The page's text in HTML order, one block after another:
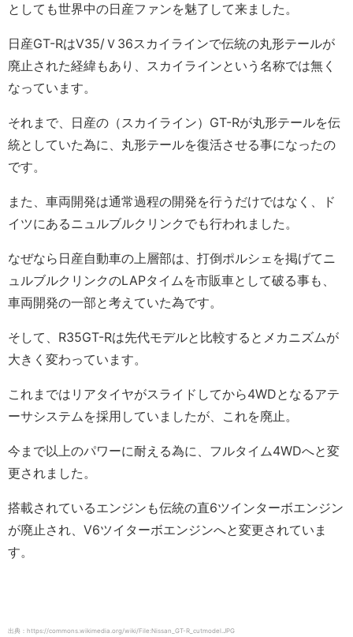
としても世界中の日産ファンを魅了して来ました。
日産GT-RはV35/Ｖ36スカイラインで伝統の丸形テールが
廃止された経緯もあり、スカイラインという名称では無く
なっています。
それまで、日産の（スカイライン）GT-Rが丸形テールを伝
統としていた為に、丸形テールを復活させる事になったの
です。
また、車両開発は通常過程の開発を行うだけではなく、ド
イツにあるニュルブルクリンクでも行われました。
なぜなら日産自動車の上層部は、打倒ポルシェを掲げてニ
ュルブルクリンクのLAPタイムを市販車として破る事も、
車両開発の一部と考えていた為です。
そして、R35GT-Rは先代モデルと比較するとメカニズムが
大きく変わっています。
これまではリアタイヤがスライドしてから4WDとなるアテ
ーサシステムを採用していましたが、これを廃止。
今まで以上のパワーに耐える為に、フルタイム4WDへと変
更されました。
搭載されているエンジンも伝統の直6ツインターボエンジン
が廃止され、V6ツイターボエンジンへと変更されていま
す。
出典：https://commons.wikimedia.org/wiki/File:Nissan_GT-R_cutmodel.JPG